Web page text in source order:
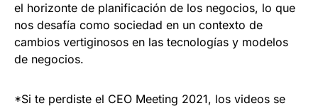
el horizonte de planificación de los negocios, lo que
nos desafía como sociedad en un contexto de
cambios vertiginosos en las tecnologías y modelos
de negocios.
*Si te perdiste el CEO Meeting 2021, los videos se